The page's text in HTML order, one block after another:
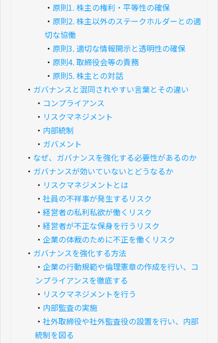
・ 原則1. 株主の権利・平等性の確保
・ 原則2. 株主以外のステークホルダーとの適
切な協働
・ 原則3. 適切な情報開示と透明性の確保
・ 原則4. 取締役会等の責務
・ 原則5. 株主との対話
・ ガバナンスと混同されやすい言葉とその違い
・ コンプライアンス
・ リスクマネジメント
・ 内部統制
・ ガバメント
・ なぜ、ガバナンスを強化する必要性があるのか
・ ガバナンスが効いていないとどうなるか
・ リスクマネジメントとは
・ 社員の不祥事が発生するリスク
・ 経営者の私利私欲が働くリスク
・ 経営者が不正な保身を行うリスク
・ 企業の体裁のために不正を働くリスク
・ ガバナンスを強化する方法
・ 企業の行動規範や倫理憲章の作成を行い、コ
ンプライアンスを徹底する
・ リスクマネジメントを行う
・ 内部監査の実施
・ 社外取締役や社外監査役の設置を行い、内部
統制を図る